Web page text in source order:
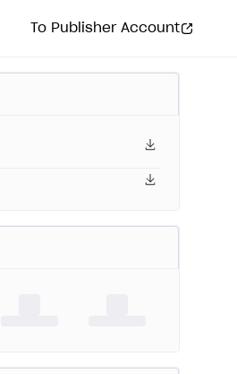
To Publisher Account